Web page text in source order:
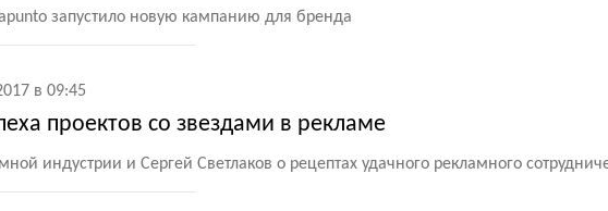
запустило новую кампанию для бренда
в 09:45
проектов со звездами в рекламе
индустрии и Сергей Светлаков о рецептах удачного рекламного